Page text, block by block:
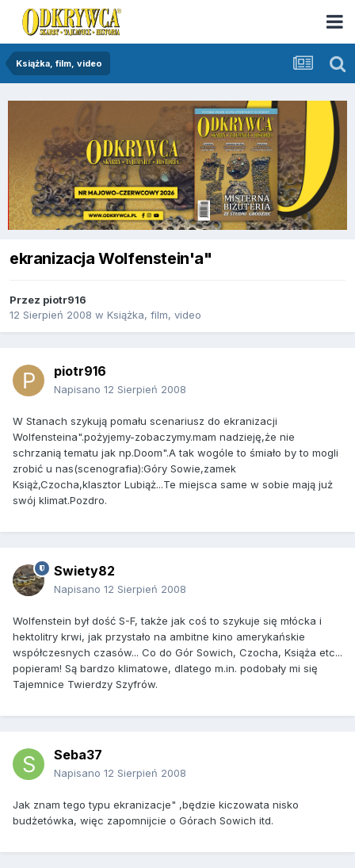
Książka, film, video
ekranizacja Wolfenstein'a"
Przez piotr916
12 Sierpień 2008 w Książka, film, video
piotr916
Napisano 12 Sierpień 2008
W Stanach szykują pomału scenariusz do ekranizacji
Wolfensteina".pożyjemy-zobaczymy.mam nadzieję,że nie
schrzanią tematu jak np.Doom".A tak wogóle to śmiało by to mogli
zrobić u nas(scenografia):Góry Sowie,zamek
Książ,Czocha,klasztor Lubiąż...Te miejsca same w sobie mają już
swój klimat.Pozdro.
Swiety82
Napisano 12 Sierpień 2008
Wolfenstein był dość S-F, także jak coś to szykuje się młócka i
hektolitry krwi, jak przystało na ambitne kino amerykańskie
współczesnych czasów... Co do Gór Sowich, Czocha, Książa etc...
popieram! Są bardzo klimatowe, dlatego m.in. podobały mi się
Tajemnice Twierdzy Szyfrów.
Seba37
Napisano 12 Sierpień 2008
Jak znam tego typu ekranizacje" ,będzie kiczowata nisko
budżetówka, więc zapomnijcie o Górach Sowich itd.